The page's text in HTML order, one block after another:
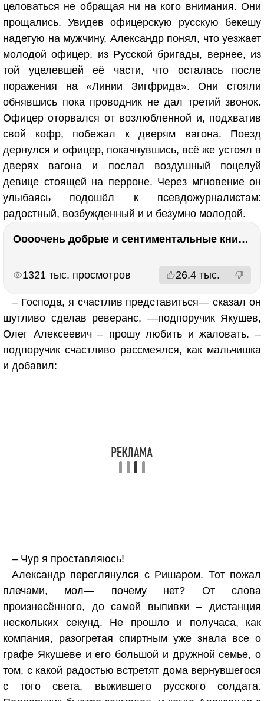
целоваться не обращая ни на кого внимания. Они
прощались. Увидев офицерскую русскую бекешу
надетую на мужчину, Александр понял, что уезжает
молодой офицер, из Русской бригады, вернее, из
той уцелевшей её части, что осталась после
поражения на «Линии Зигфрида». Они стояли
обнявшись пока проводник не дал третий звонок.
Офицер оторвался от возлюбленной и, подхватив
свой кофр, побежал к дверям вагона. Поезд
дернулся и офицер, покачнувшись, всё же устоял в
дверях вагона и послал воздушный поцелуй
девице стоящей на перроне. Через мгновение он
улыбаясь подошёл к псевдожурналистам:
радостный, возбужденный и и безумно молодой.
Оооочень добрые и сентиментальные книги. Бабушка велела кланяться и История Артура Трулава
1321 тыс. просмотров 26.4 тыс.
– Господа, я счастлив представиться— сказал он
шутливо сделав реверанс, —подпоручик Якушев,
Олег Алексеевич – прошу любить и жаловать. –
подпоручик счастливо рассмеялся, как мальчишка
и добавил:
– Чур я проставляюсь!
Александр переглянулся с Ришаром. Тот пожал
плечами, мол— почему нет? От слова
произнесённого, до самой выпивки – дистанция
нескольких секунд. Не прошло и получаса, как
компания, разогретая спиртным уже знала все о
графе Якушеве и его большой и дружной семье, о
том, с какой радостью встретят дома вернувшегося
с того света, выжившего русского солдата.